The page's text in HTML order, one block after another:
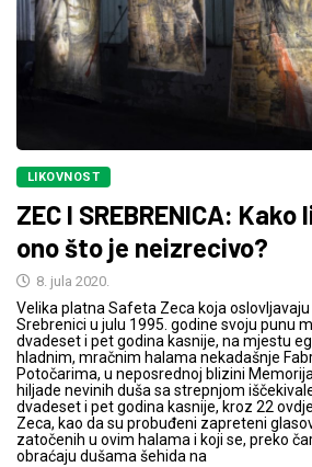
LIKOVNOST
ZEC I SREBRENICA:
ono što je neizrecivo?
8. jula 2020.
Velika platna Safeta Zeca koja
Srebrenici u julu 1995. godine svoju punu
dvadeset i pet godina kasnije, na mjestu
hladnim, mračnim halama nekadašnje
Potočarima, u neposrednoj blizini
hiljade nevinih duša sa strepnjom
dvadeset i pet godina kasnije, kroz 22
Zeca, kao da su probuđeni zapreteni
zatočenih u ovim halama i koji se, preko
obraćaju dušama šehida na